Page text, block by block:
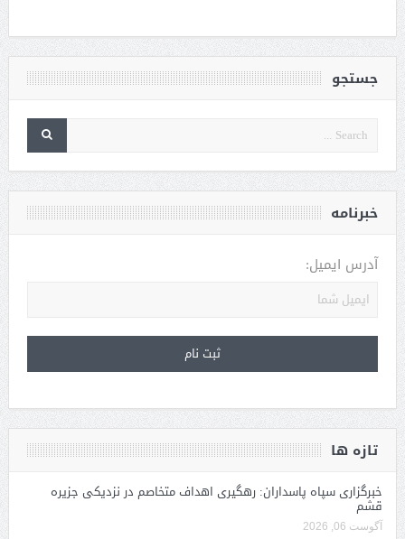
جستجو
خبرنامه
آدرس ایمیل:
تازه ها
خبرگزاری سپاه پاسداران: رهگیری اهداف متخاصم در نزدیکی جزیره
قشم
آگوست 06, 2026